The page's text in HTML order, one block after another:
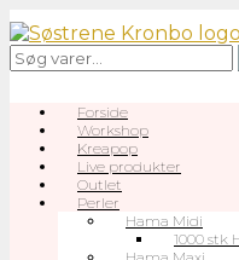
Gå
til
indhold
Søg
efter:
Forside
Workshop
Kreapop
Live produkter
Outlet
Perler
Hama Midi
1000 stk